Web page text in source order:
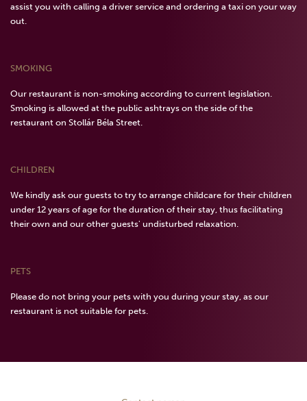
assist you with calling a driver service and ordering a taxi on your way
out.
SMOKING
Our restaurant is non-smoking according to current legislation.
Smoking is allowed at the public ashtrays on the side of the
restaurant on Stollár Béla Street.
CHILDREN
We kindly ask our guests to try to arrange childcare for their children
under 12 years of age for the duration of their stay, thus facilitating
their own and our other guests' undisturbed relaxation.
PETS
Please do not bring your pets with you during your stay, as our
restaurant is not suitable for pets.